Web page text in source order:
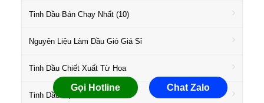
Tinh Dầu Bán Chạy Nhất (10)
Nguyên Liệu Làm Dầu Gió Giá Sỉ
Tinh Dầu Chiết Xuất Từ Hoa
Tinh Dầu Họ Gỗ Giá Sỉ
Gọi Hotline Chat Zalo